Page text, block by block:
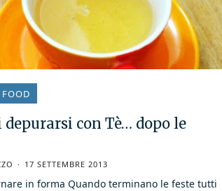
FOOD
depurarsi con Tè… dopo le
17 SETTEMBRE 2013
in forma Quando terminano le feste tutti